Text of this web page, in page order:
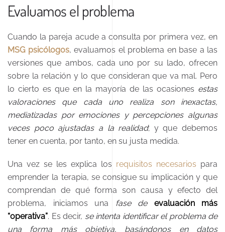
Evaluamos el problema
Cuando la pareja acude a consulta por primera vez, en
MSG psicólogos, evaluamos el problema en base a las
versiones que ambos, cada uno por su lado, ofrecen
sobre la relación y lo que consideran que va mal. Pero
lo cierto es que en la mayoría de las ocasiones estas
valoraciones que cada uno realiza son inexactas,
mediatizadas por emociones y percepciones algunas
veces poco ajustadas a la realidad; y que debemos
tener en cuenta, por tanto, en su justa medida.
Una vez se les explica los requisitos necesarios para
emprender la terapia, se consigue su implicación y que
comprendan de qué forma son causa y efecto del
problema, iniciamos una
fase de evaluación más
“operativa”. Es decir, se intenta identificar el problema de
una forma más objetiva, basándonos en datos